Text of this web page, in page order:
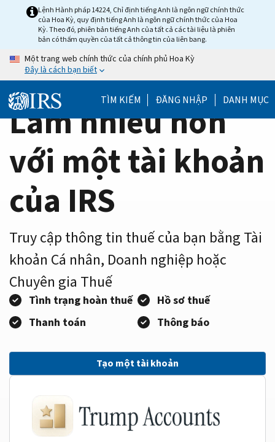
HomeLệnh Hành pháp 14224, Chỉ định tiếng Anh là ngôn ngữ chính thức
của Hoa Kỳ, quy định tiếng Anh là ngôn ngữ chính thức của Hoa
Kỳ. Theo đó, phiên bản tiếng Anh của tất cả các tài liệu là phiên
bản có thẩm quyền của tất cả thông tin của liên bang.
Một trang web chính thức của chính phủ Hoa Kỳ
Đây là cách bạn biết
TÌM KIẾM ĐĂNG NHẬP DANH MỤC
Làm nhiều hơn
với một tài khoản
của IRS
Truy cập thông tin thuế của bạn bằng Tài
khoản Cá nhân, Doanh nghiệp hoặc
Chuyên gia Thuế
Tình trạng hoàn thuế
Hồ sơ thuế
Thanh toán
Thông báo
Tạo một tài khoản